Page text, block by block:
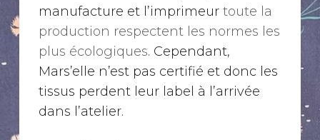
manufacture et l’imprimeur toute la
production respectent les normes les
plus écologiques. Cependant,
Mars’elle n’est pas certifié et donc les
tissus perdent leur label à l’arrivée
dans l’atelier.